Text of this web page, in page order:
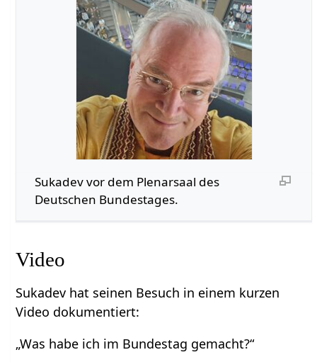
Sukadev vor dem Plenarsaal des
Deutschen Bundestages.
Video
Sukadev hat seinen Besuch in einem kurzen
Video dokumentiert:
„Was habe ich im Bundestag gemacht?“